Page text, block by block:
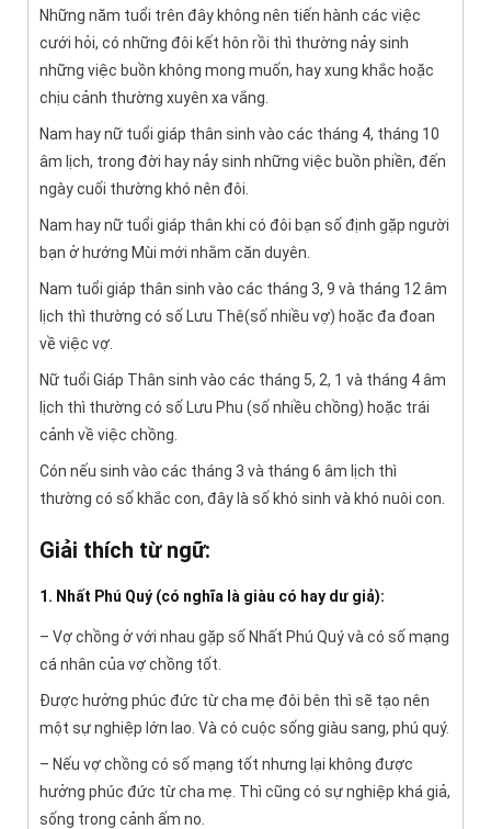
Những năm tuổi trên đây không nên tiến hành các việc
cưới hỏi, có những đôi kết hôn rồi thì thường nảy sinh
những việc buồn không mong muốn, hay xung khắc hoặc
chịu cảnh thường xuyên xa vắng.
Nam hay nữ tuổi giáp thân sinh vào các tháng 4, tháng 10
âm lịch, trong đời hay nảy sinh những việc buồn phiền, đến
ngày cuối thường khó nên đôi.
Nam hay nữ tuổi giáp thân khi có đôi bạn số định gặp người
bạn ở hướng Mùi mới nhằm căn duyên.
Nam tuổi giáp thân sinh vào các tháng 3, 9 và tháng 12 âm
lịch thì thường có số Lưu Thê(số nhiều vợ) hoặc đa đoan
về việc vợ.
Nữ tuổi Giáp Thân sinh vào các tháng 5, 2, 1 và tháng 4 âm
lịch thì thường có số Lưu Phu (số nhiều chồng) hoặc trái
cảnh về việc chồng.
Cón nếu sinh vào các tháng 3 và tháng 6 âm lịch thì
thường có số khắc con, đây là số khó sinh và khó nuôi con.
Giải thích từ ngữ:
1. Nhất Phú Quý (có nghĩa là giàu có hay dư giả):
– Vợ chồng ở với nhau gặp số Nhất Phú Quý và có số mạng
cá nhân của vợ chồng tốt.
Được hưởng phúc đức từ cha mẹ đôi bên thì sẽ tạo nên
một sự nghiệp lớn lao. Và có cuộc sống giàu sang, phú quý.
– Nếu vợ chồng có số mạng tốt nhưng lại không được
hưởng phúc đức từ cha mẹ. Thì cũng có sự nghiệp khá giả,
sống trong cảnh ấm no.